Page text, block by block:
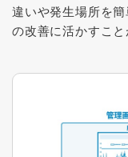
違いや発生場所を
の改善に活かすこと